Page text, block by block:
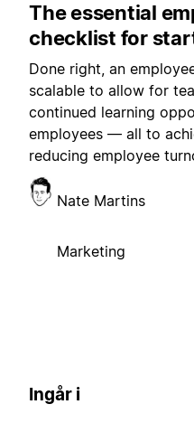
The essential
checklist for
Done right, an
scalable to allow for
continued learning
employees — all to
reducing employee
Nate Martins
Marketing
Ingår i